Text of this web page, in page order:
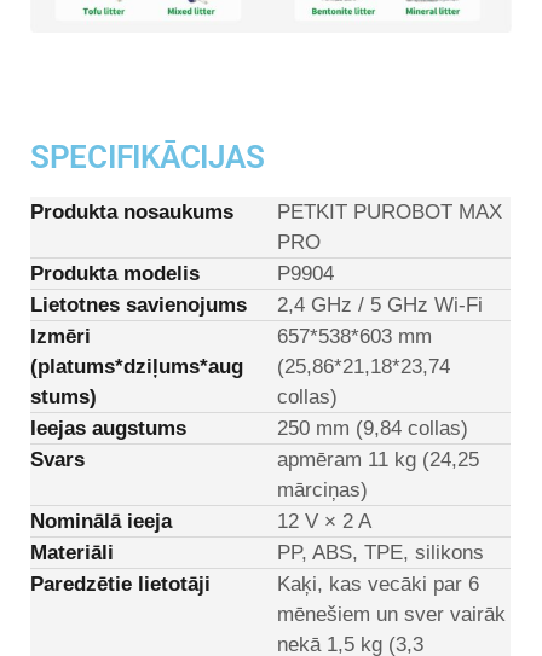
SPECIFIKĀCIJAS
Produkta nosaukums
PETKIT PUROBOT MAX
PRO
Produkta modelis
P9904
Lietotnes savienojums
2,4 GHz / 5 GHz Wi-Fi
Izmēri
(platums*dziļums*aug
stums)
657*538*603 mm
(25,86*21,18*23,74
collas)
Ieejas augstums
250 mm (9,84 collas)
Svars
apmēram 11 kg (24,25
mārciņas)
Nominālā ieeja
12 V × 2 A
Materiāli
PP, ABS, TPE, silikons
Paredzētie lietotāji
Kaķi, kas vecāki par 6
mēnešiem un sver vairāk
nekā 1,5 kg (3,3